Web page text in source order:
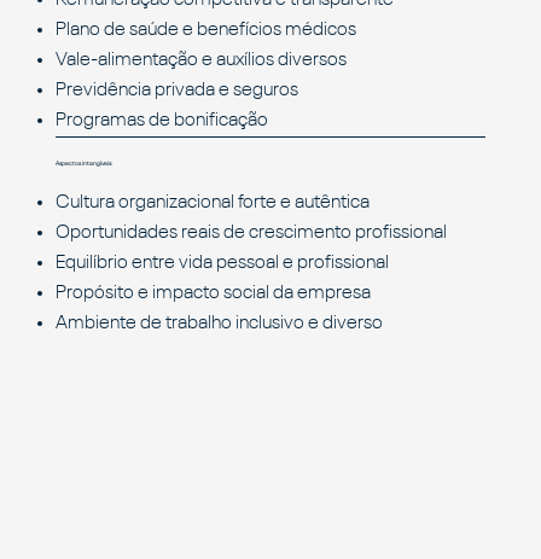
Plano de saúde e benefícios médicos
Vale-alimentação e auxílios diversos
Previdência privada e seguros
Programas de bonificação
Aspectos intangíveis:
Cultura organizacional forte e autêntica
Oportunidades reais de crescimento profissional
Equilíbrio entre vida pessoal e profissional
Propósito e impacto social da empresa
Ambiente de trabalho inclusivo e diverso